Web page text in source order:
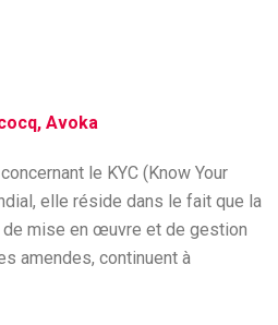
Avoka
le KYC (Know Your
elle réside dans le fait que la
mise en œuvre et de gestion
amendes, continuent à